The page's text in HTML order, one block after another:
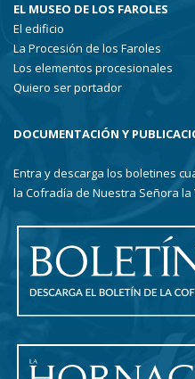
EL MUSEO DE LOS FAROLES
El edificio
La Procesión de los Faroles
Los elementos procesionales
Quiero ser portador
DOCUMENTACIÓN Y
Entra y descarga los boletines
la Cofradía de Nuestra Señora la